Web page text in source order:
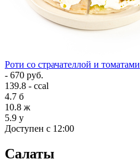
Роти со страчателлой и томатами
- 670 руб.
139.8 - ccal
4.7 б
10.8 ж
5.9 у
Доступен с 12:00
Салаты